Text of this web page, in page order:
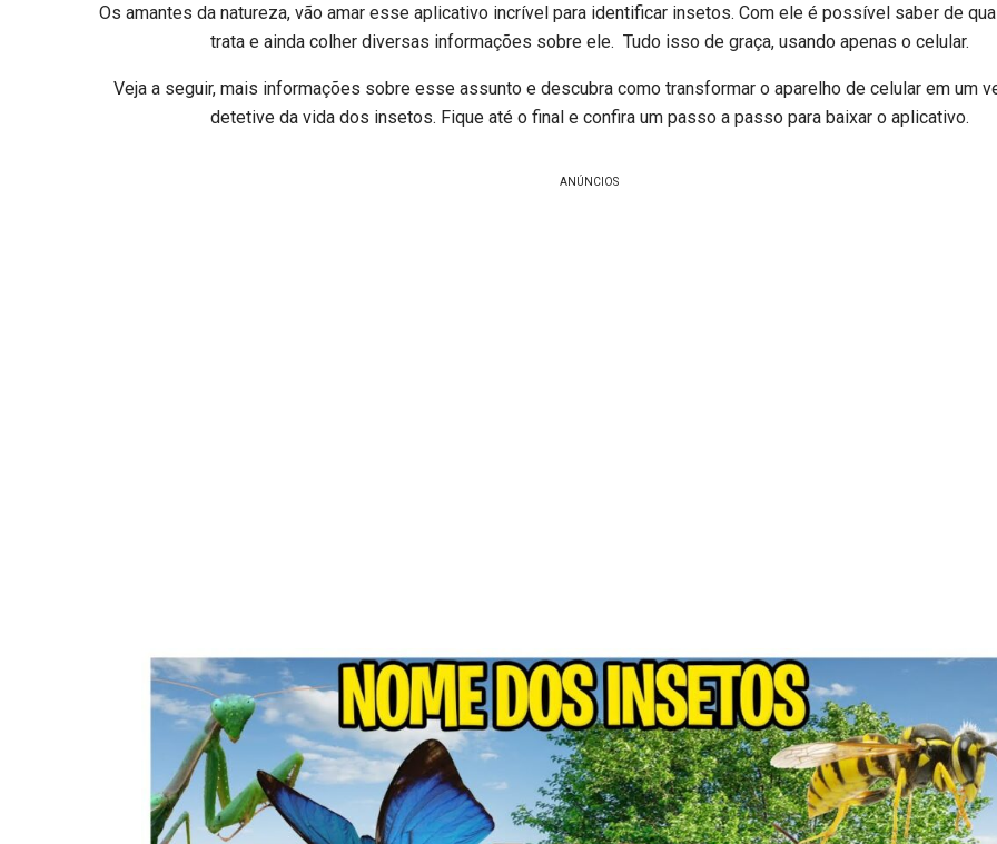
Os amantes da natureza, vão amar esse aplicativo incrível para identificar insetos. Com ele é possível saber de
trata e ainda colher diversas informações sobre ele. Tudo isso de graça, usando apenas o celular.
Veja a seguir, mais informações sobre esse assunto e descubra como transformar o aparelho de celular em um
detetive da vida dos insetos. Fique até o final e confira um passo a passo para baixar o aplicativo.
ANÚNCIOS